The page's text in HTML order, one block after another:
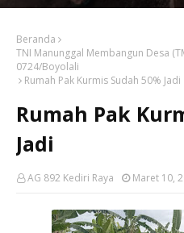
Beranda
TNI Manunggal Membangun Desa
0724/Boyolali
Rumah Pak Kurmis Sudah 50% Jadi
Rumah Pak
Jadi
AG 892 Kediri Raya Maret 10,